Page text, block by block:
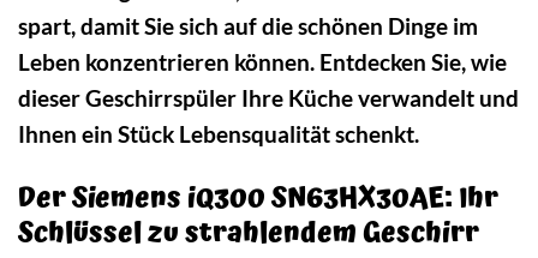
spart, damit Sie sich auf die schönen Dinge im
Leben konzentrieren können. Entdecken Sie, wie
dieser Geschirrspüler Ihre Küche verwandelt und
Ihnen ein Stück Lebensqualität schenkt.
Der Siemens iQ300 SN63HX30AE: Ihr
Schlüssel zu strahlendem Geschirr